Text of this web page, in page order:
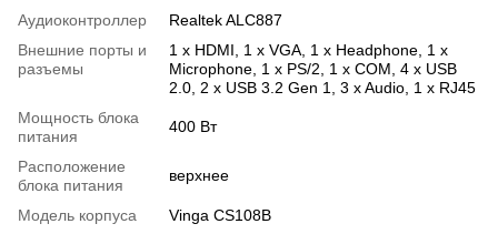
Аудиоконтроллер
Realtek ALC887
Внешние порты и
разъемы
1 x HDMI, 1 x VGA, 1 x Нeadphone, 1 х
Microphone, 1 x PS/2, 1 x COM, 4 x USB
2.0, 2 x USB 3.2 Gen 1, 3 x Audio, 1 x RJ45
Мощность блока
питания
400 Вт
Расположение
блока питания
верхнее
Модель корпуса
Vinga CS108B